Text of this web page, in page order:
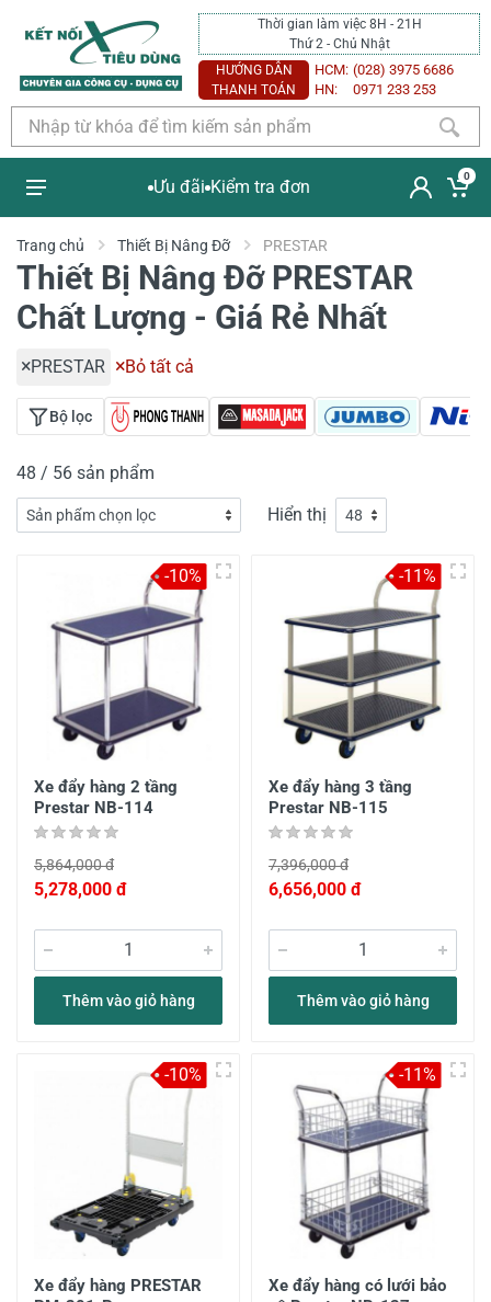
Thời gian làm việc 8H - 21H
Thứ 2 - Chủ Nhật
HƯỚNG DẪN
THANH TOÁN
HCM: (028) 3975 6686
HN:
0971 233 253
Ưu đãi Kiểm tra đơn
0
Trang chủ Thiết Bị Nâng Đỡ PRESTAR
Thiết Bị Nâng Đỡ PRESTAR
Chất Lượng - Giá Rẻ Nhất
PRESTAR Bỏ tất cả
Bộ lọc
48 / 56 sản phẩm
Hiển thị
Xe đẩy hàng 2 tầng
Prestar NB-114
5,864,000 đ
5,278,000 đ
Thêm vào giỏ hàng
-10%
Xe đẩy hàng 3 tầng
Prestar NB-115
7,396,000 đ
6,656,000 đ
Thêm vào giỏ hàng
-11%
Xe đẩy hàng PRESTAR
-10%
Xe đẩy hàng có lưới bảo
-11%